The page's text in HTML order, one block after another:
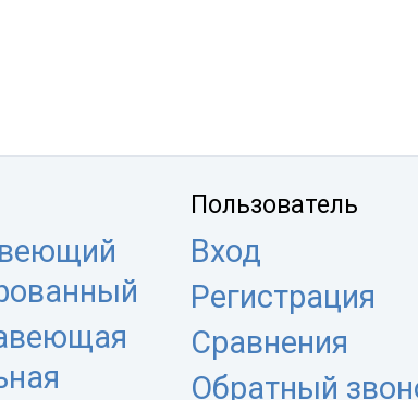
Пользователь
Вход
Регистрация
Сравнения
Обратный